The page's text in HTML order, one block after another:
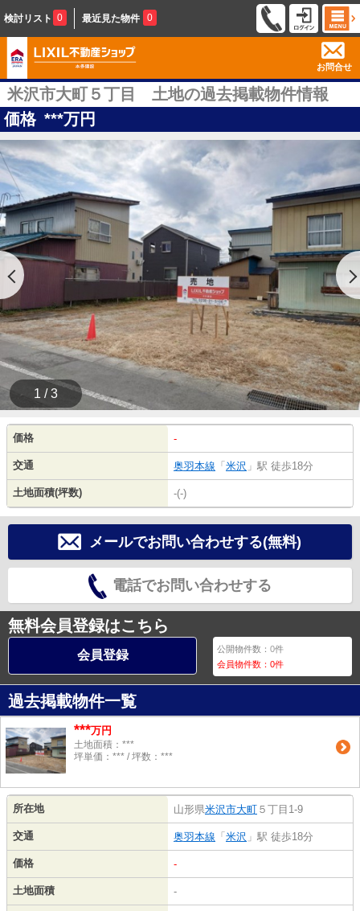
検討リスト 0 最近見た物件 0
お問合せ
米沢市大町５丁目 土地の過去掲載物件情報
価格 ***万円
1 / 3
価格 -
交通 奥羽本線 「 米沢 」駅 徒歩18分
土地面積(坪数) -(-)
メールでお問い合わせする(無料)
電話でお問い合わせする
無料会員登録はこちら
会員登録 公開物件数：0件
会員物件数：0件
過去掲載物件一覧
***万円
土地面積：***
坪単価：*** / 坪数：***
所在地 山形県米沢市大町 ５丁目1-9
交通 奥羽本線 「 米沢 」駅 徒歩18分
価格 -
土地面積 -